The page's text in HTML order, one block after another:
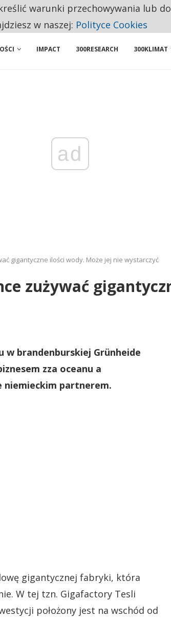
LIŚCIE SĄ DWA PODMIOTY Z POLSKI
IMPACT 300RESEARCH 300KLIMAT
ad
gigantyczne ilości wody. Może jej nie wystarczyć
zużywać
w brandenburskiej Grünheide
zza oceanu a
niemieckim partnerem.
gigantycznej fabryki, która
W tej tzn. Gigafactory Tesli
położony jest na wschód od
warunki przechowywania lub
w naszej: Polityce Cookies